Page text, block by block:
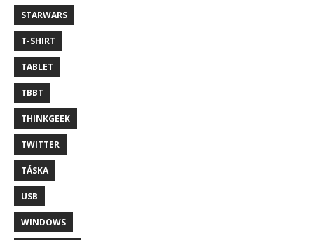
STARWARS
T-SHIRT
TABLET
TBBT
THINKGEEK
TWITTER
TÁSKA
USB
WINDOWS